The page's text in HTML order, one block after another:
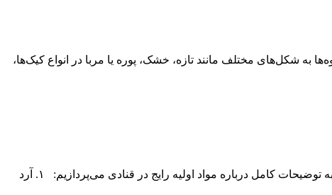
شکل‌های مختلف مانند تازه، خشک، پوره یا مربا در انواع کیک‌ها،
مواد اولیه قنادی بخش مهمی از تهیه دسرها و شیرینی‌ها هستند و انتخاب آن‌ها تأثیر زیادی بر طعم و کیفیت نهایی محصول دارد. در ادامه، به توضیحات کامل درباره مواد اولیه رایج در قنادی می‌پردازیم: ۱. آرد